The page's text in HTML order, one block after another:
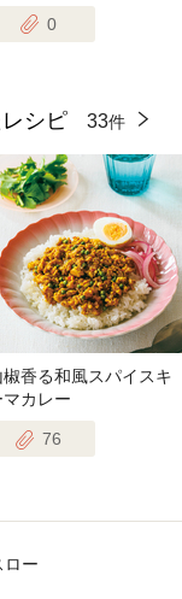
0
レシピ 33件
椒香る和風スパイスキ
マカレー
76
ロー